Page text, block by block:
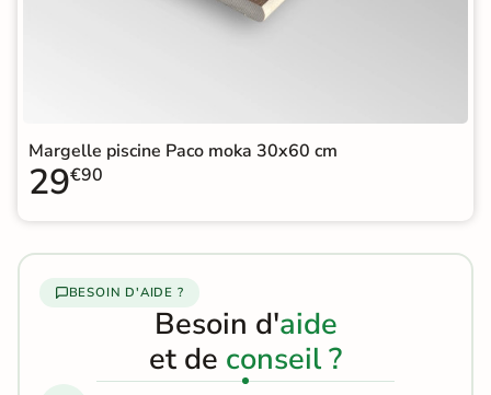
Margelle piscine Paco moka 30x60 cm
29€90
BESOIN D'AIDE ?
Besoin d'aide
et de conseil ?